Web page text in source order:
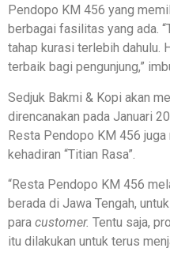
Pendopo KM 456 yang
berbagai fasilitas yang ada.
tahap kurasi terlebih dahulu.
terbaik bagi pengunjung,”
Sedjuk Bakmi & Kopi akan
direncanakan pada Januari
Resta Pendopo KM 456
kehadiran “Titian Rasa”.
“Resta Pendopo KM 456
berada di Jawa Tengah,
para customer. Tentu saja,
itu dilakukan untuk terus